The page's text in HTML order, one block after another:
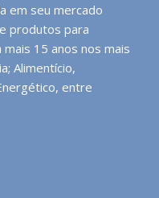
em seu mercado
produtos para
15 anos nos mais
Alimentício,
entre